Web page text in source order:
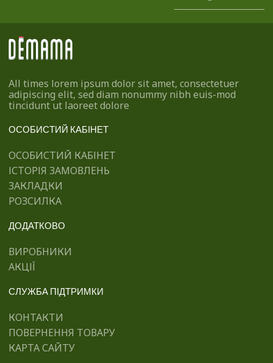
All times lorem ipsum dolor sit amet, consectetuer
adipiscing elit, sed diam nonummy nibh euis-mod
tincidunt ut laoreet dolore
ОСОБИСТИЙ КАБІНЕТ
ОСОБИСТИЙ КАБІНЕТ
ІСТОРІЯ ЗАМОВЛЕНЬ
ЗАКЛАДКИ
РОЗСИЛКА
ДОДАТКОВО
ВИРОБНИКИ
АКЦІЇ
СЛУЖБА ПІДТРИМКИ
КОНТАКТИ
ПОВЕРНЕННЯ ТОВАРУ
КАРТА САЙТУ